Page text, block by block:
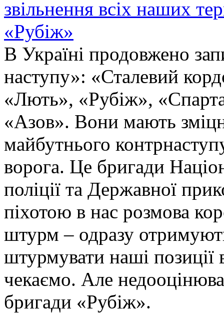
звільнення всіх наших
«Рубіж»
В Україні продовжено
наступу»: «Сталевий
«Лють», «Рубіж»,
«Азов». Вони мають
майбутнього
ворога. Це бригади
поліції та Державної
піхотою в нас розмова
штурм – одразу
штурмувати наші позиції
чекаємо. Але
бригади «Рубіж».